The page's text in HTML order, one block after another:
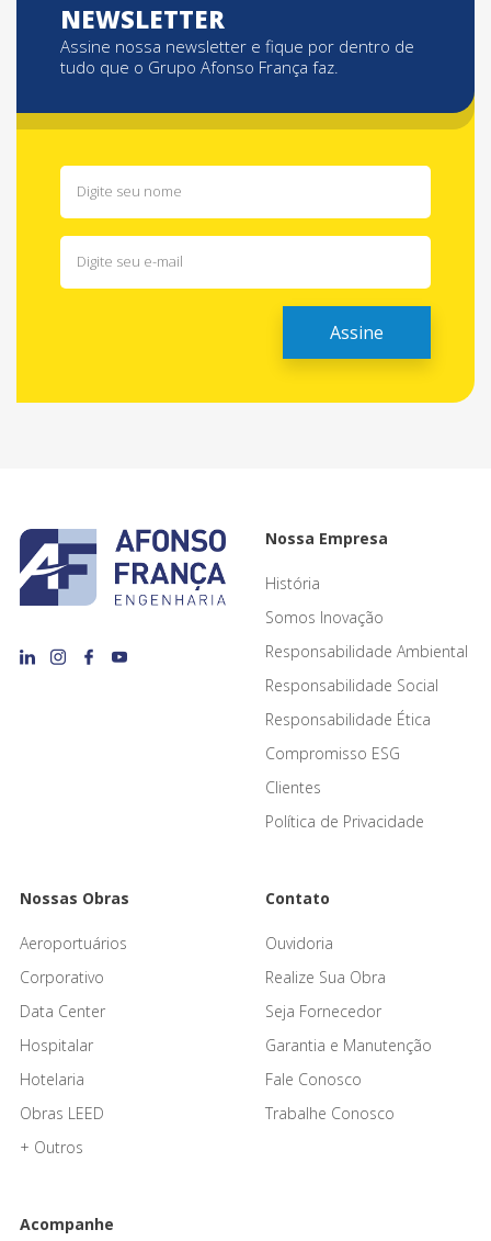
NEWSLETTER
Assine nossa newsletter e fique por dentro de
tudo que o Grupo Afonso França faz.
Nossa Empresa
História
Somos Inovação
Responsabilidade Ambiental
Responsabilidade Social
Responsabilidade Ética
Compromisso ESG
Clientes
Política de Privacidade
Nossas Obras
Aeroportuários
Corporativo
Data Center
Hospitalar
Hotelaria
Obras LEED
+ Outros
Contato
Ouvidoria
Realize Sua Obra
Seja Fornecedor
Garantia e Manutenção
Fale Conosco
Trabalhe Conosco
Acompanhe